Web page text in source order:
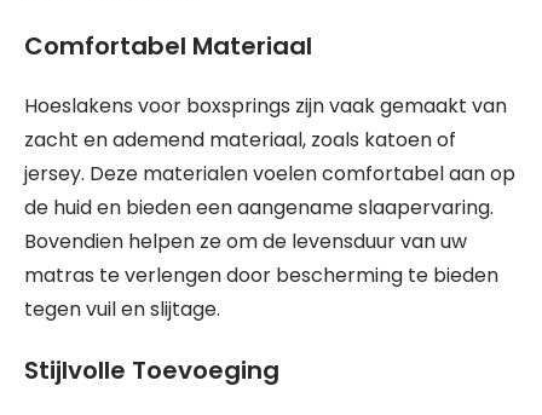
Comfortabel Materiaal
Hoeslakens voor boxsprings zijn vaak gemaakt van
zacht en ademend materiaal, zoals katoen of
jersey. Deze materialen voelen comfortabel aan op
de huid en bieden een aangename slaapervaring.
Bovendien helpen ze om de levensduur van uw
matras te verlengen door bescherming te bieden
tegen vuil en slijtage.
Stijlvolle Toevoeging